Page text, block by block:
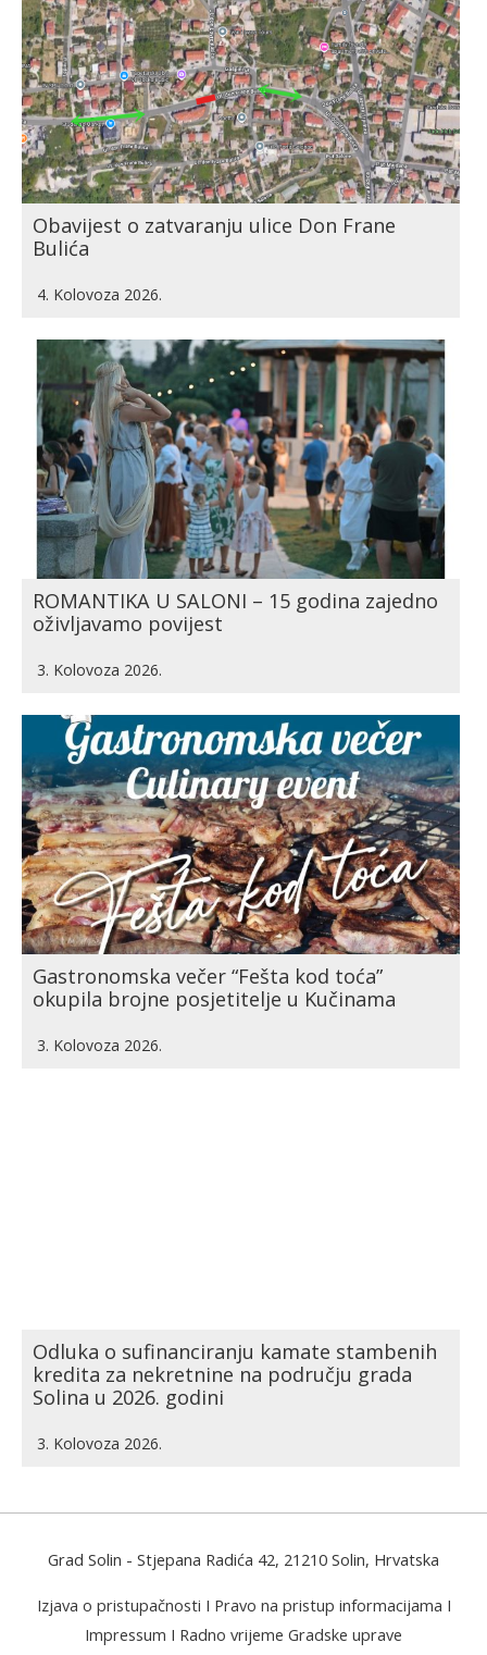
Obavijest o zatvaranju ulice Don Frane
Bulića
4. Kolovoza 2026.
ROMANTIKA U SALONI – 15 godina zajedno
oživljavamo povijest
3. Kolovoza 2026.
Gastronomska večer “Fešta kod toća”
okupila brojne posjetitelje u Kučinama
3. Kolovoza 2026.
Odluka o sufinanciranju kamate stambenih
kredita za nekretnine na području grada
Solina u 2026. godini
3. Kolovoza 2026.
Grad Solin - Stjepana Radića 42, 21210 Solin, Hrvatska
Izjava o pristupačnosti I Pravo na pristup informacijama I
Impressum I Radno vrijeme Gradske uprave